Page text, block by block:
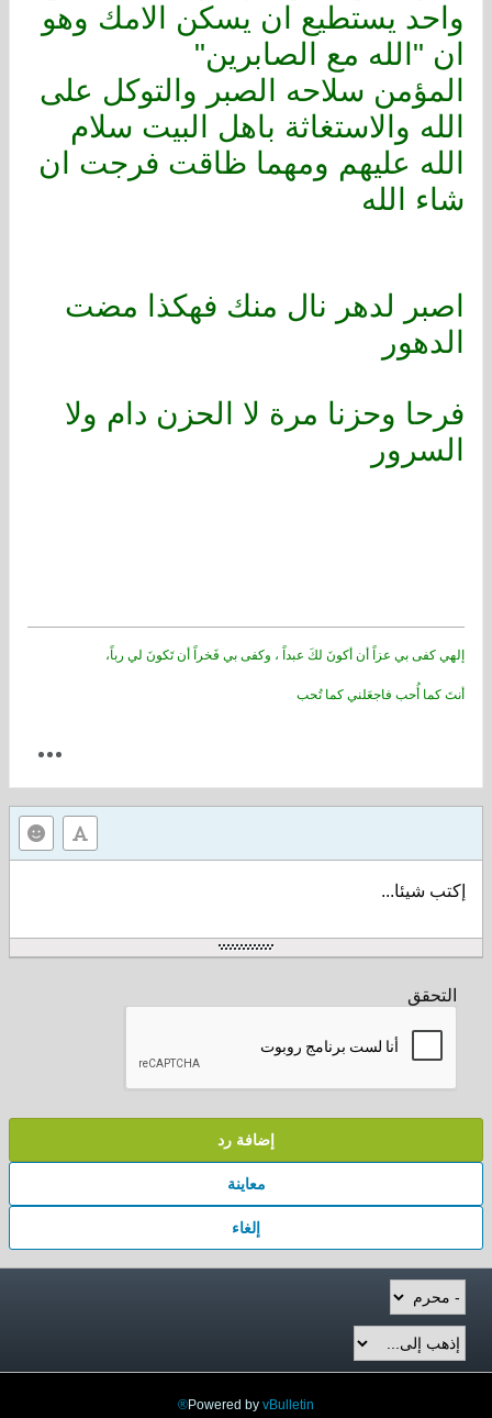
واحد يستطيع ان يسكن الامك وهو
ان "الله مع الصابرين"
المؤمن سلاحه الصبر والتوكل على
الله والاستغاثة باهل البيت سلام
الله عليهم ومهما ظاقت فرجت ان
شاء الله
اصبر لدهر نال منك فهكذا مضت
الدهور
فرحا وحزنا مرة لا الحزن دام ولا
السرور
إلهي كفى بي عزاً أن أكونَ لكَ عبداً ، وكفى بي فَخراً أن تَكونَ لي رباً،
أنتَ كما أُحب فاجعَلني كما تُحب
إكتب شيئا...
التحقق
إضافة رد
معاينة
إلغاء
Powered by vBulletin®